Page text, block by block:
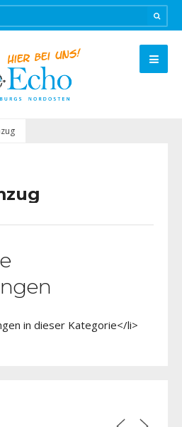
in dieser Kategorie</li>